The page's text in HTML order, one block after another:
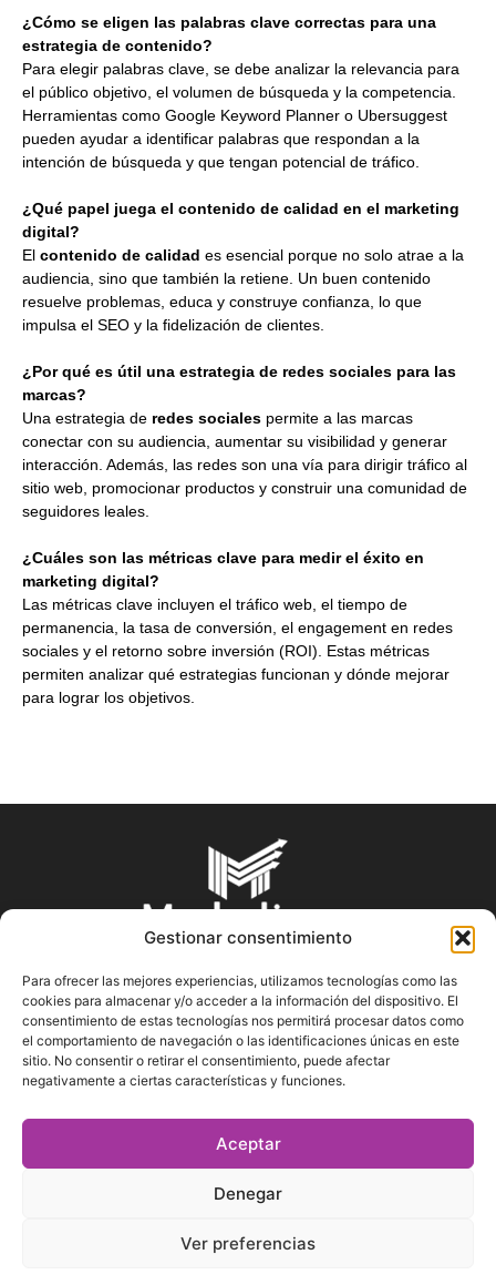
Gestionar consentimiento
Para ofrecer las mejores experiencias, utilizamos tecnologías como las
cookies para almacenar y/o acceder a la información del dispositivo. El
consentimiento de estas tecnologías nos permitirá procesar datos como
el comportamiento de navegación o las identificaciones únicas en este
sitio. No consentir o retirar el consentimiento, puede afectar
negativamente a ciertas características y funciones.
Aceptar
Denegar
Ver preferencias
¿Cómo se eligen las palabras clave correctas para una
estrategia de contenido?
Para elegir palabras clave, se debe analizar la relevancia para
el público objetivo, el volumen de búsqueda y la competencia.
Herramientas como Google Keyword Planner o Ubersuggest
pueden ayudar a identificar palabras que respondan a la
intención de búsqueda y que tengan potencial de tráfico.
¿Qué papel juega el contenido de calidad en el marketing
digital?
El contenido de calidad es esencial porque no solo atrae a la
audiencia, sino que también la retiene. Un buen contenido
resuelve problemas, educa y construye confianza, lo que
impulsa el SEO y la fidelización de clientes.
¿Por qué es útil una estrategia de redes sociales para las
marcas?
Una estrategia de redes sociales permite a las marcas
conectar con su audiencia, aumentar su visibilidad y generar
interacción. Además, las redes son una vía para dirigir tráfico al
sitio web, promocionar productos y construir una comunidad de
seguidores leales.
¿Cuáles son las métricas clave para medir el éxito en
marketing digital?
Las métricas clave incluyen el tráfico web, el tiempo de
permanencia, la tasa de conversión, el engagement en redes
sociales y el retorno sobre inversión (ROI). Estas métricas
permiten analizar qué estrategias funcionan y dónde mejorar
para lograr los objetivos.
SOBRE NOSOTROS
En Marketin.es encontrarás la más actualizada y veraz
información sobre el mundo del marketing; consejos
SÍGUENOS